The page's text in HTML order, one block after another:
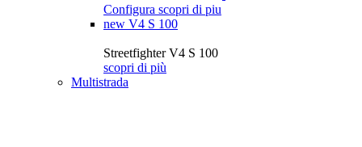
Configura scopri di piu
new V4 S 100
Streetfighter V4 S 100
scopri di più
Multistrada